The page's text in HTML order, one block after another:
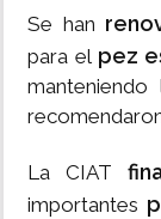
Se han
para el pez
La CIAT
importantes